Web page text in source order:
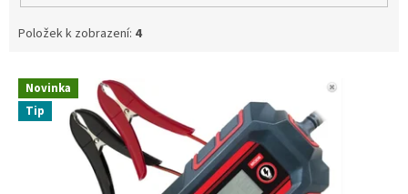
Položek k zobrazení: 4
V
p
Novinka
Tip